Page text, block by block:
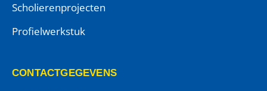
Scholierenprojecten
Profielwerkstuk
CONTACTGEGEVENS